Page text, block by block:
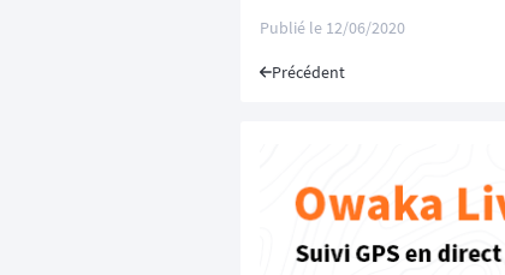
Publié le 12/06/2020
Précédent